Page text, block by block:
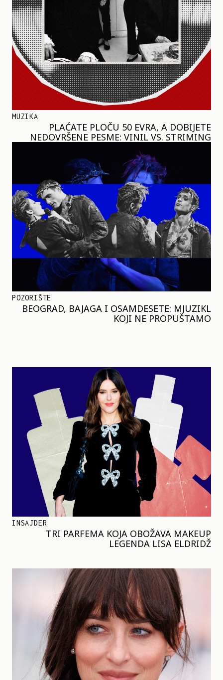
MUZIKA
PLAĆATE PLOČU 50 EVRA, A DOBIJETE
NEDOVRŠENE PESME: VINIL VS. STRIMING
POZORIŠTE
BEOGRAD, BAJAGA I OSAMDESETE: MJUZIKL
KOJI NE PROPUŠTAMO
INSAJDER
TRI PARFEMA KOJA OBOŽAVA MAKEUP
LEGENDA LISA ELDRIDŽ